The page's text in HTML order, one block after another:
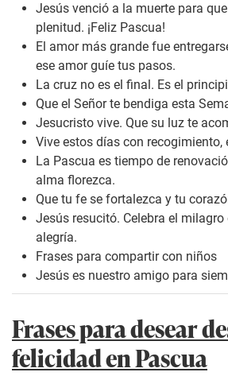
Jesús venció a la muerte para
plenitud. ¡Feliz Pascua!
El amor más grande fue
ese amor guíe tus pasos.
La cruz no es el final. Es el
Que el Señor te bendiga esta
Jesucristo vive. Que su luz te
Vive estos días con recogimiento,
La Pascua es tiempo de
alma florezca.
Que tu fe se fortalezca y tu
Jesús resucitó. Celebra el
alegría.
Frases para compartir con niños
Jesús es nuestro amigo para
Frases para desear
felicidad en Pascua